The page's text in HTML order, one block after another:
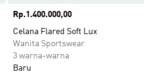
Harga
Rp.1.400.000,00
Celana Flared Soft Lux
Wanita Sportswear
3 warna-warna
Baru